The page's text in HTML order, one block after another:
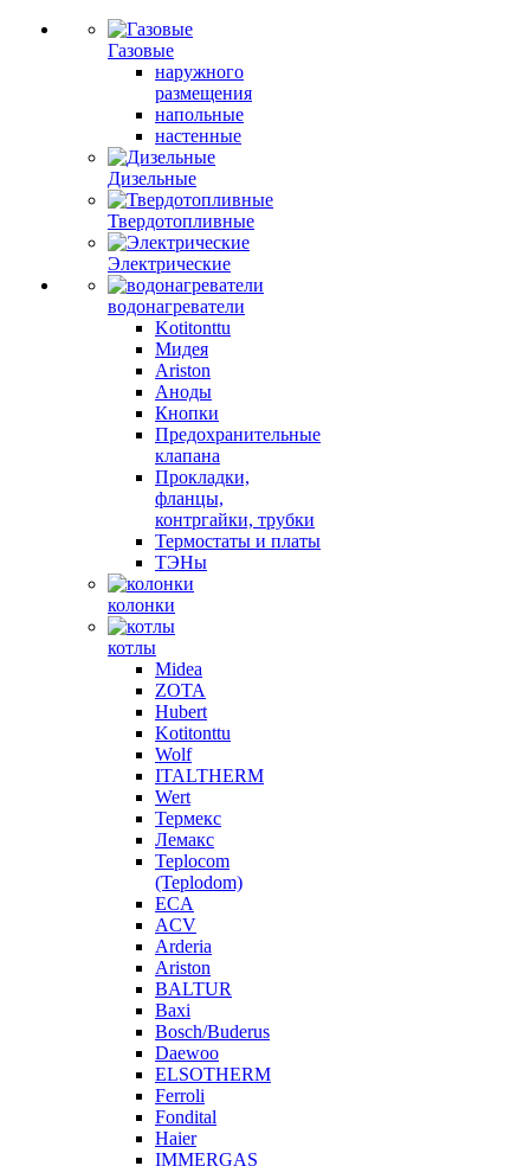
Газовые
наружного
размещения
напольные
настенные
Дизельные
Твердотопливные
Электрические
водонагреватели
Kotitonttu
Мидея
Ariston
Аноды
Кнопки
Предохранительные
клапана
Прокладки,
фланцы,
контргайки, трубки
Термостаты и платы
ТЭНы
колонки
котлы
Midea
ZOTA
Hubert
Kotitonttu
Wolf
ITALTHERM
Wert
Термекс
Лемакс
Teplocom
(Teplodom)
ECA
ACV
Arderia
Ariston
BALTUR
Baxi
Bosch/Buderus
Daewoo
ELSOTHERM
Ferroli
Fondital
Haier
IMMERGAS